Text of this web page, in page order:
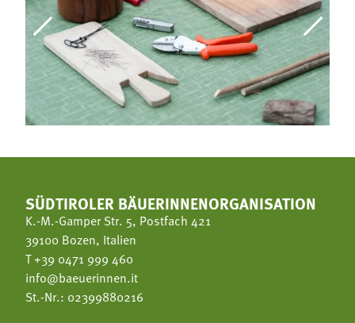
SÜDTIROLER BÄUERINNENORGANISATION
K.-M.-Gamper Str. 5, Postfach 421
39100 Bozen, Italien
T+39 0471 999 460
info@baeuerinnen.it
St.-Nr.: 02399880216